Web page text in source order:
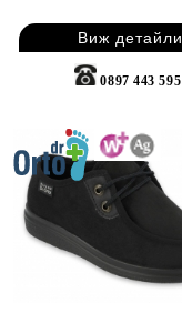
Виж детайли
0897 443 595